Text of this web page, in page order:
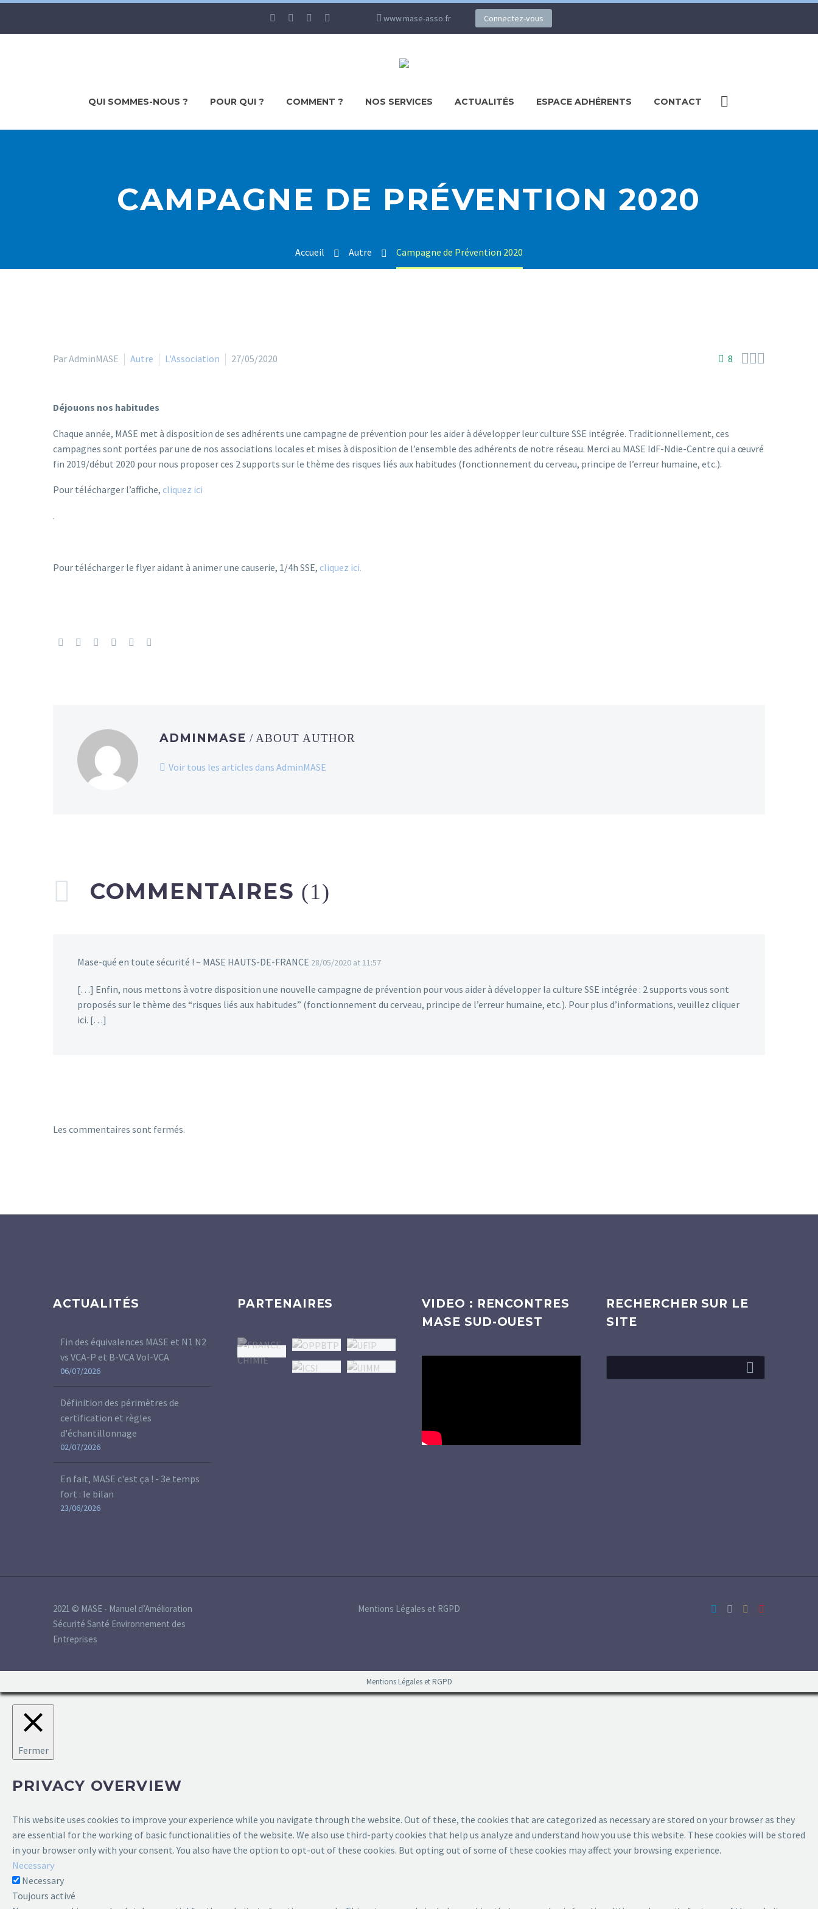
www.mase-asso.fr Connectez-vous
QUI SOMMES-NOUS ? POUR QUI ? COMMENT ? NOS SERVICES ACTUALITÉS ESPACE ADHÉRENTS CONTACT
CAMPAGNE DE PRÉVENTION 2020
Accueil Autre Campagne de Prévention 2020
8 
Par AdminMASE Autre L'Association 27/05/2020
Déjouons nos habitudes
Chaque année, MASE met à disposition de ses adhérents une campagne de prévention pour les aider à développer leur culture SSE intégrée. Traditionnellement, ces
campagnes sont portées par une de nos associations locales et mises à disposition de l’ensemble des adhérents de notre réseau. Merci au MASE IdF-Ndie-Centre qui a œuvré
fin 2019/début 2020 pour nous proposer ces 2 supports sur le thème des risques liés aux habitudes (fonctionnement du cerveau, principe de l’erreur humaine, etc.).
Pour télécharger l’affiche, cliquez ici
.
Pour télécharger le flyer aidant à animer une causerie, 1/4h SSE, cliquez ici.
ADMINMASE / ABOUT AUTHOR
Voir tous les articles dans AdminMASE
COMMENTAIRES (1)
Mase-qué en toute sécurité ! – MASE HAUTS-DE-FRANCE 28/05/2020 at 11:57
[…] Enfin, nous mettons à votre disposition une nouvelle campagne de prévention pour vous aider à développer la culture SSE intégrée : 2 supports vous sont
proposés sur le thème des “risques liés aux habitudes” (fonctionnement du cerveau, principe de l’erreur humaine, etc.). Pour plus d’informations, veuillez cliquer
ici. […]
Les commentaires sont fermés.
ACTUALITÉS
Fin des équivalences MASE et N1 N2
vs VCA-P et B-VCA Vol-VCA
06/07/2026
Définition des périmètres de
certification et règles
d'échantillonnage
02/07/2026
En fait, MASE c'est ça ! - 3e temps
fort : le bilan
23/06/2026
PARTENAIRES
VIDEO : RENCONTRES
MASE SUD-OUEST
RECHERCHER SUR LE
SITE
Mentions Légales et RGPD
2021 © MASE - Manuel d’Amélioration
Sécurité Santé Environnement des
Entreprises
Mentions Légales et RGPD
Fermer
PRIVACY OVERVIEW
This website uses cookies to improve your experience while you navigate through the website. Out of these, the cookies that are categorized as necessary are stored on your browser as they
are essential for the working of basic functionalities of the website. We also use third-party cookies that help us analyze and understand how you use this website. These cookies will be stored
in your browser only with your consent. You also have the option to opt-out of these cookies. But opting out of some of these cookies may affect your browsing experience.
Necessary
Necessary
Toujours activé